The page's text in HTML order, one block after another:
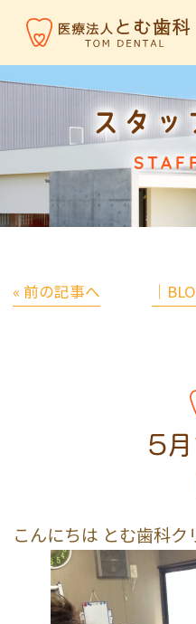
スタッ
« 前の記事へ
5
こんにちは とむ歯科